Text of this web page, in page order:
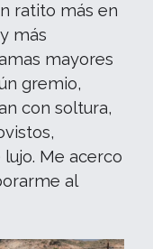
ratito más en
más
mayores
gremio,
con soltura,
Me acerco
al